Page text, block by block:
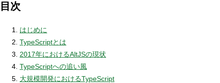
目次
はじめに
TypeScriptとは
2017年におけるAltJSの現状
TypeScriptへの追い風
大規模開発におけるTypeScript